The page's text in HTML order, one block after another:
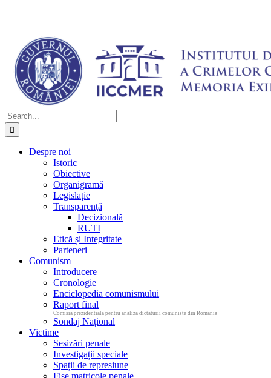
Search
for:
Despre noi
Istoric
Obiective
Organigramă
Legislație
Transparenţă
Decizională
RUTI
Etică și Integritate
Parteneri
Comunism
Introducere
Cronologie
Enciclopedia comunismului
Raport final
Comisia prezidentiala pentru analiza dictaturii comuniste din Romania
Sondaj Național
Victime
Sesizări penale
Investigații speciale
Spații de represiune
Fișe matricole penale